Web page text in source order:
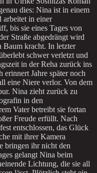
dies: Nina ist in einem
arbeitet in einer
bis sie eines Tages von
Straße abgedrängt wird
Baum kracht. In letzter
schwer verletzt und
in der Reha zurück ins
Jahre später noch
eine Niere verlor. Von dem
Nina zieht zurück zu
in den
Vater betreibt sie fortan
Freude erfüllt. Nach
entschlossen, das Glück
mit ihrer Kamera
bringen ihr nicht den
gelangt Nina beim
Lichtung, die sie all